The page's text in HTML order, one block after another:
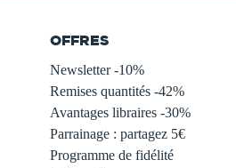
OFFRES
Newsletter -10%
Remises quantités -42%
Avantages libraires -30%
Parrainage : partagez 5€
Programme de fidélité